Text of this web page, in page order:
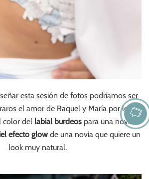
esta sesión de fotos podríamos ser
el amor de Raquel y María por los
color del labial burdeos para una novia
efecto glowde una novia que quiere un
look muy natural.